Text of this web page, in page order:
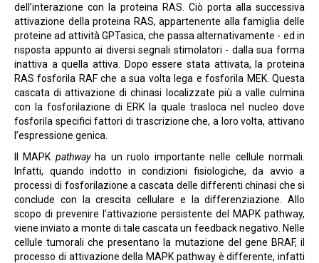
dell’interazione con la proteina RAS. Ciò porta alla successiva
attivazione della proteina RAS, appartenente alla famiglia delle
proteine ad attività GPTasica, che passa alternativamente - ed in
risposta appunto ai diversi segnali stimolatori - dalla sua forma
inattiva a quella attiva. Dopo essere stata attivata, la proteina
RAS fosforila RAF che a sua volta lega e fosforila MEK. Questa
cascata di attivazione di chinasi localizzate più a valle culmina
con la fosforilazione di ERK la quale trasloca nel nucleo dove
fosforila specifici fattori di trascrizione che, a loro volta, attivano
l’espressione genica.
Il MAPK pathwayha un ruolo importante nelle cellule normali.
Infatti, quando indotto in condizioni fisiologiche, da avvio a
processi di fosforilazione a cascata delle differenti chinasi che si
conclude con la crescita cellulare e la differenziazione. Allo
scopo di prevenire l’attivazione persistente del MAPK pathway,
viene inviato a monte di tale cascata un feedback negativo. Nelle
cellule tumorali che presentano la mutazione del gene BRAF, il
processo di attivazione della MAPK pathway è differente, infatti